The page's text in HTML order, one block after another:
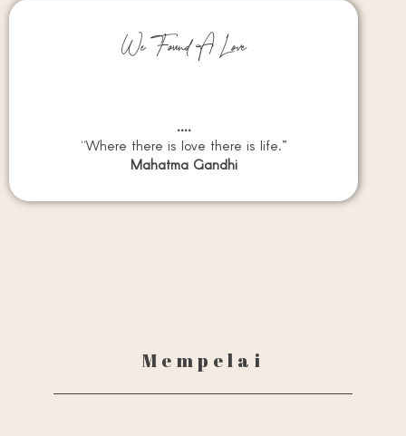
We Found A Love
....
“Where there is love there is life.”
Mahatma Gandhi
Mempelai